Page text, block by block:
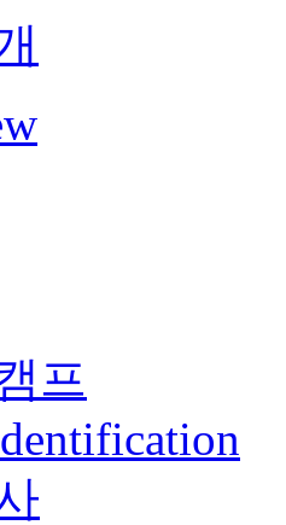
프